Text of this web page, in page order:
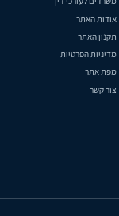
אודות האתר
תקנון האתר
מדיניות הפרטיות
מפת אתר
צור קשר